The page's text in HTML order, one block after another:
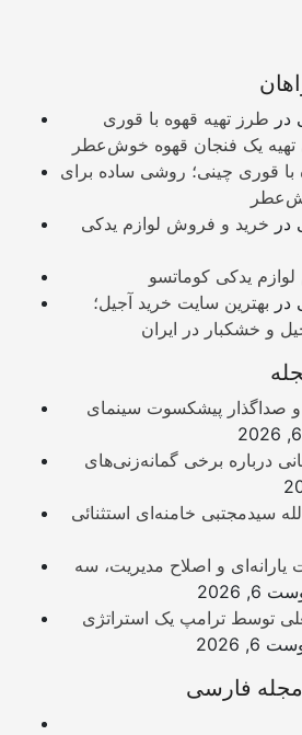
در طرز تهیه قهوه با قوری
تهیه یک فنجان قهوه خوش‌عطر
با قوری چینی؛ روشی ساده برای
در خرید و فروش لوازم یدکی
یدکی کوماتسو
در بهترین سایت خرید آجیل؛
و صداگذار پیشکسوت سینمای
درباره برخی گمانه‌زنی‌های
سیدمجتبی خامنه‌ای استثنائی
یارانه‌ای و اصلاح مدیریت، سه
6, 2026
توسط ترامپ یک استراتژی
6, 2026
مجله فارسی